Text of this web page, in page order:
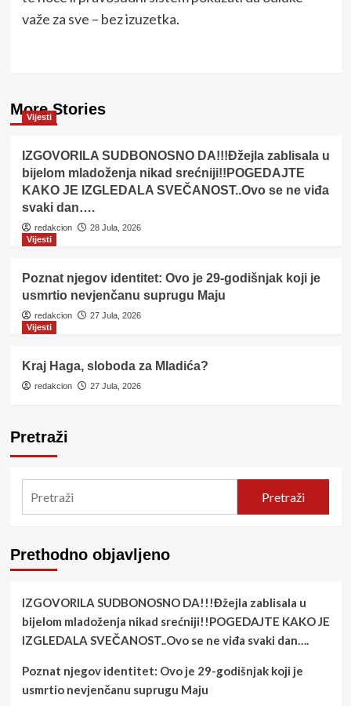
važe za sve – bez izuzetka.
More Stories
Vijesti
IZGOVORILA SUDBONOSNO DA!!!Đžejla zablisala u
bijelom mladoženja nikad srećniji!!POGEDAJTE
KAKO JE IZGLEDALA SVEČANOST..Ovo se ne viđa
svaki dan….
redakcion
28 Jula, 2026
Vijesti
Poznat njegov identitet: Ovo je 29-godišnjak koji je
usmrtio nevjenčanu suprugu Maju
redakcion
27 Jula, 2026
Vijesti
Kraj Haga, sloboda za Mladića?
redakcion 27 Jula, 2026
Pretraži
Pretraži
Prethodno objavljeno
IZGOVORILA SUDBONOSNO DA!!!Đžejla zablisala u
bijelom mladoženja nikad srećniji!!POGEDAJTE KAKO JE
IZGLEDALA SVEČANOST..Ovo se ne viđa svaki dan….
Poznat njegov identitet: Ovo je 29-godišnjak koji je
usmrtio nevjenčanu suprugu Maju